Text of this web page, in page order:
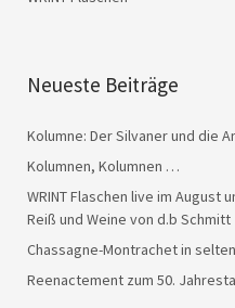
Neueste Beiträge
Kolumne: Der Silvaner und die
Kolumnen, Kolumnen …
WRINT Flaschen live im August
Reiß und Weine von d.b Schmitt
Chassagne-Montrachet in
Reenactement zum 50.